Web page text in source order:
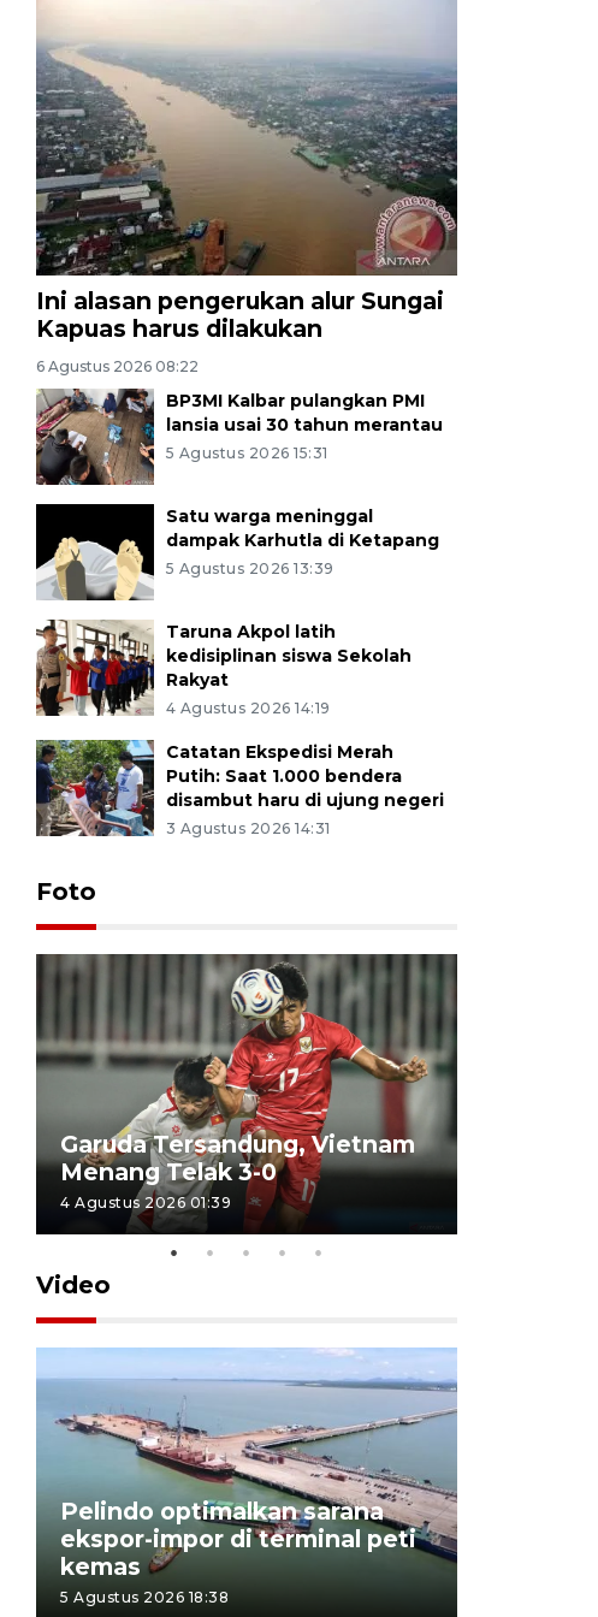
Ini alasan pengerukan alur Sungai
Kapuas harus dilakukan
6 Agustus 2026 08:22
BP3MI Kalbar pulangkan PMI
lansia usai 30 tahun merantau
5 Agustus 2026 15:31
Satu warga meninggal
dampak Karhutla di Ketapang
5 Agustus 2026 13:39
Taruna Akpol latih
kedisiplinan siswa Sekolah
Rakyat
4 Agustus 2026 14:19
Catatan Ekspedisi Merah
Putih: Saat 1.000 bendera
disambut haru di ujung negeri
3 Agustus 2026 14:31
Foto
Garuda Tersandung, Vietnam
Menang Telak 3-0
4 Agustus 2026 01:39
Video
Pelindo optimalkan sarana
ekspor-impor di terminal peti
kemas
5 Agustus 2026 18:38